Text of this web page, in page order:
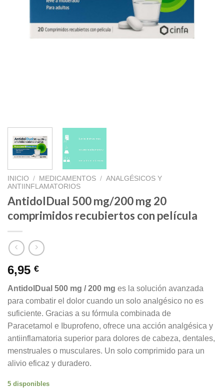
INICIO / MEDICAMENTOS / ANALGÉSICOS Y
ANTIINFLAMATORIOS
AntidolDual 500 mg/200 mg 20
comprimidos recubiertos con película
6,95 €
AntidolDual 500 mg / 200 mg es la solución avanzada
para combatir el dolor cuando un solo analgésico no es
suficiente. Gracias a su fórmula combinada de
Paracetamol e Ibuprofeno, ofrece una acción analgésica y
antiinflamatoria superior para dolores de cabeza, dentales,
menstruales o musculares. Un solo comprimido para un
alivio eficaz y duradero.
5 disponibles